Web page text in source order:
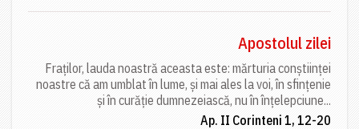
Apostolul zilei
Fraților, lauda noastră aceasta este: mărturia conștiinței
noastre că am umblat în lume, și mai ales la voi, în sfințenie
și în curăție dumnezeiască, nu în înțelepciune...
Ap. II Corinteni 1, 12-20